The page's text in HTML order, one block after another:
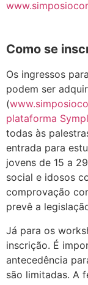
Como se
Os ingressos
podem ser
(
plataforma
todas às
entrada para
jovens de 15 a
social e idosos
comprovação
prevê a
Já para os
inscrição. É
antecedência
são limitadas. A